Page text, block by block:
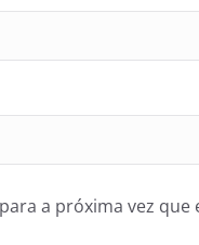
a próxima vez que